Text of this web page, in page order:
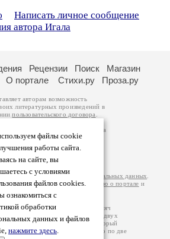
Написать личное сообщение
автора Игала
файлы cookie
работы сайта.
на сайте, вы
с условиями
файлов cookies.
ознакомиться с
обработки
данных и файлов
нажмите здесь.
Рецензии Поиск
Магазин
О портале Стихи.ру Проза.ру
авторам возможность
литературных произведений в
пользовательского договора
принадлежат авторам
произведений возможна
к которому вы можете
странице. Ответственность за
несут самостоятельно на
изаконодательства
Политики обработки персональных данных
более подробнуюинформацию о портале и
Стихи.ру – порядка 200 тысяч
сумме просматривают более двух
счетчика посещаемости, который
текста. В каждой графе указано по две